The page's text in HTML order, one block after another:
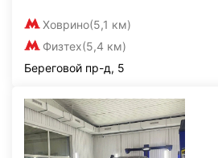
Ховрино(5,1 км)
Физтех(5,4 км)
Береговой пр-д, 5